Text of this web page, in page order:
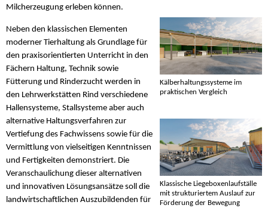
Kälberhaltungssysteme im
praktischen Vergleich
Klassische Liegeboxenlaufställe
mit strukturiertem Auslauf zur
Förderung der Bewegung
Milcherzeugung erleben können.
Neben den klassischen Elementen
moderner Tierhaltung als Grundlage für
den praxisorientierten Unterricht in den
Fächern Haltung, Technik sowie
Fütterung und Rinderzucht werden in
den Lehrwerkstätten Rind verschiedene
Hallensysteme, Stallsysteme aber auch
alternative Haltungsverfahren zur
Vertiefung des Fachwissens sowie für die
Vermittlung von vielseitigen Kenntnissen
und Fertigkeiten demonstriert. Die
Veranschaulichung dieser alternativen
und innovativen Lösungsansätze soll die
landwirtschaftlichen Auszubildenden für